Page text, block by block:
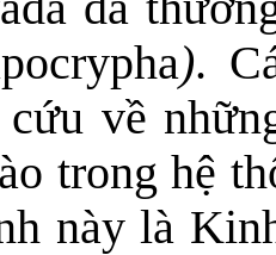
).
cứu về
trong hệ
này là